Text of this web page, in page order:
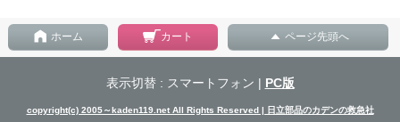
ホーム カート ページ先頭へ
表示切替 : スマートフォン | PC版
copyright(c) 2005～kaden119.net All Rights Reserved | 日立部品のカデンの救急社